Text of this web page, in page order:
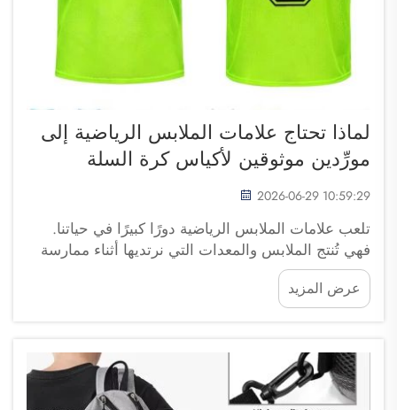
لماذا تحتاج علامات الملابس الرياضية إلى
مورِّدين موثوقين لأكياس كرة السلة
2026-06-29 10:59:29
تلعب علامات الملابس الرياضية دورًا كبيرًا في حياتنا.
فهي تُنتج الملابس والمعدات التي نرتديها أثناء ممارسة
الرياضة أو التمرين أو حتى قضاء الوقت مع الأصدقاء.
ويُعَدُّ حقيبة كرة السلة جزءًا مهمًّا من هذه المعدات،
حيث تساعد اللاعبين على حمل معداتهم وأحذيتهم...
عرض المزيد